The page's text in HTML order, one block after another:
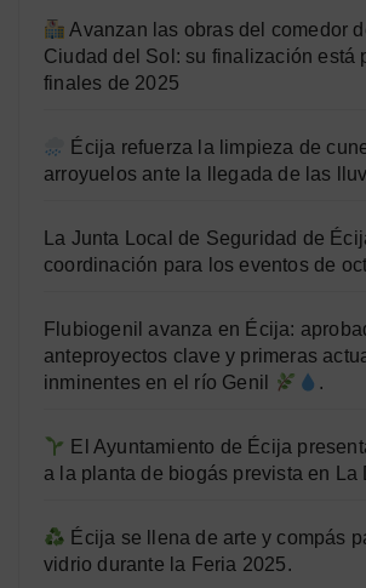
Avanzan las obras del comedor
Ciudad del Sol: su finalización está
finales de 2025
Écija refuerza la limpieza de
arroyuelos ante la llegada de las
La Junta Local de Seguridad de
coordinación para los eventos de
Flubiogenil avanza en Écija:
anteproyectos clave y primeras
inminentes en el río Genil
.
El Ayuntamiento de Écija
a la planta de biogás prevista en La
Écija se llena de arte y compás
vidrio durante la Feria 2025.